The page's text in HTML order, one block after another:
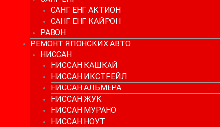
САНГ ЕНГ АКТИОН
САНГ ЕНГ КАЙРОН
РАВОН
РЕМОНТ ЯПОНСКИХ АВТО
НИССАН
НИССАН КАШКАЙ
НИССАН ИКСТРЕЙЛ
НИССАН АЛЬМЕРА
НИССАН ЖУК
НИССАН МУРАНО
НИССАН НОУТ